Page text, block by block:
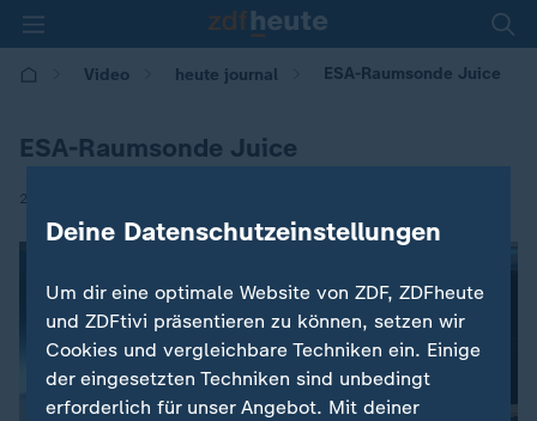
Video heute journal ESA-Raumsonde Juice
ESA-Raumsonde Juice
22.08.2024 | 11:30
Deine Datenschutzeinstellungen
Um dir eine optimale Website von ZDF, ZDFheute
und ZDFtivi präsentieren zu können, setzen wir
Cookies und vergleichbare Techniken ein. Einige
der eingesetzten Techniken sind unbedingt
erforderlich für unser Angebot. Mit deiner